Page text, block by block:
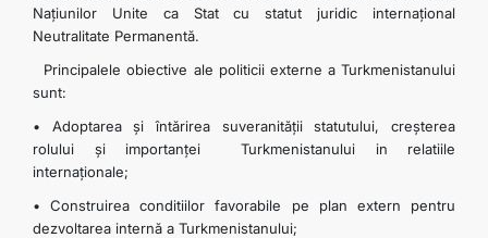
Națiunilor Unite ca Stat cu statut juridic internațional
Neutralitate Permanentă.
Principalele obiective ale politicii externe a Turkmenistanului
sunt:
• Adoptarea și întărirea suveranității statutului, creșterea
rolului și importanței Turkmenistanului in relatiile
internaționale;
• Construirea conditiilor favorabile pe plan extern pentru
dezvoltarea internă a Turkmenistanului;